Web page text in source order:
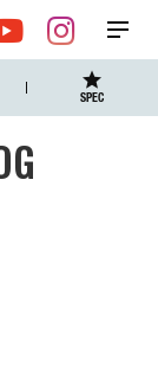
SPEC
YouTube
メ